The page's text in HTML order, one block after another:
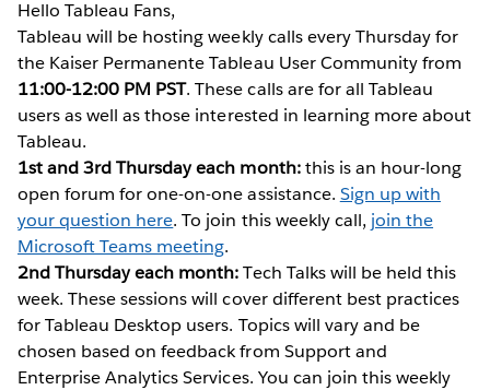
Hello Tableau Fans,
Tableau will be hosting weekly calls every Thursday for
the Kaiser Permanente Tableau User Community from
11:00-12:00 PM PST. These calls are for all Tableau
users as well as those interested in learning more about
Tableau.
1st and 3rd Thursday each month:this is an hour-long
open forum for one-on-one assistance. Sign up with
your question here. To join this weekly call, join the
Microsoft Teams meeting.
2nd Thursday each month:Tech Talks will be held this
week. These sessions will cover different best practices
for Tableau Desktop users. Topics will vary and be
chosen based on feedback from Support and
Enterprise Analytics Services. You can join this weekly